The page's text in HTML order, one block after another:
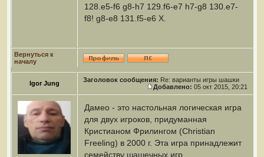
128.e5-f6 g8-h7 129.f6-e7 h7-g8 130.e7-
f8! g8-e8 131.f5-e6 X.
Вернуться к
началу
Igor Jung Заголовок сообщения: Re: варианты игры шашки
Добавлено: 05 окт 2015, 20:21
Дамео - это настольная логическая игра
для двух игроков, придуманная
Кристианом Фрилингом (Christian
Freeling) в 2000 г. Эта игра принадлежит
семейству шашечных игр.